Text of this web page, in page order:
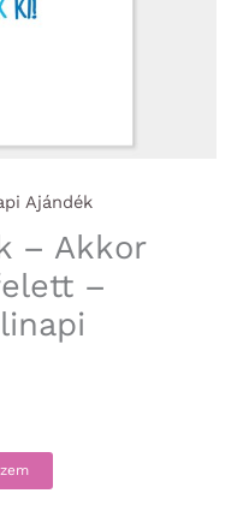
Ajándék
– Akkor
–